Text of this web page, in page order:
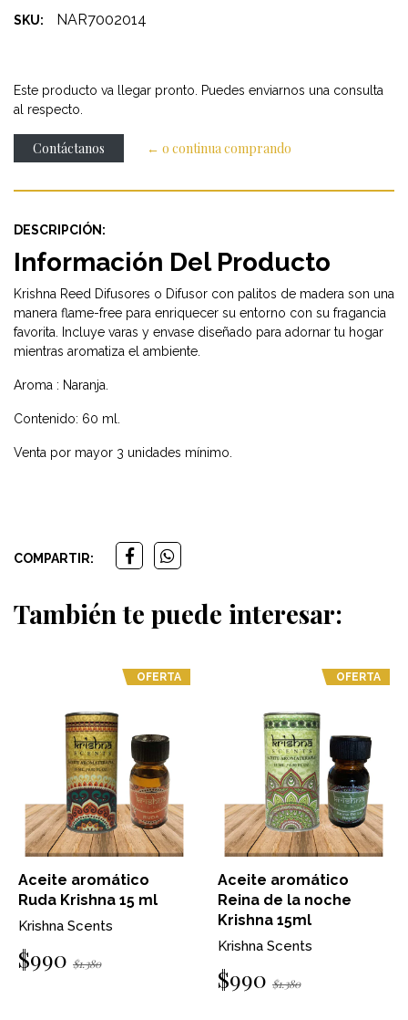
SKU: NAR7002014
Este producto va llegar pronto. Puedes enviarnos una consulta
al respecto.
Contáctanos ← o continua comprando
DESCRIPCIÓN:
Información Del Producto
Krishna Reed Difusores o Difusor con palitos de madera son una
manera flame-free para enriquecer su entorno con su fragancia
favorita. Incluye varas y envase diseñado para adornar tu hogar
mientras aromatiza el ambiente.
Aroma : Naranja.
Contenido: 60 ml.
Venta por mayor 3 unidades mínimo.
COMPARTIR:
También te puede interesar:
OFERTA
Aceite aromático
Ruda Krishna 15 ml
Krishna Scents
$990 $1.380
OFERTA
Aceite aromático
Reina de la noche
Krishna 15ml
Krishna Scents
$990 $1.380